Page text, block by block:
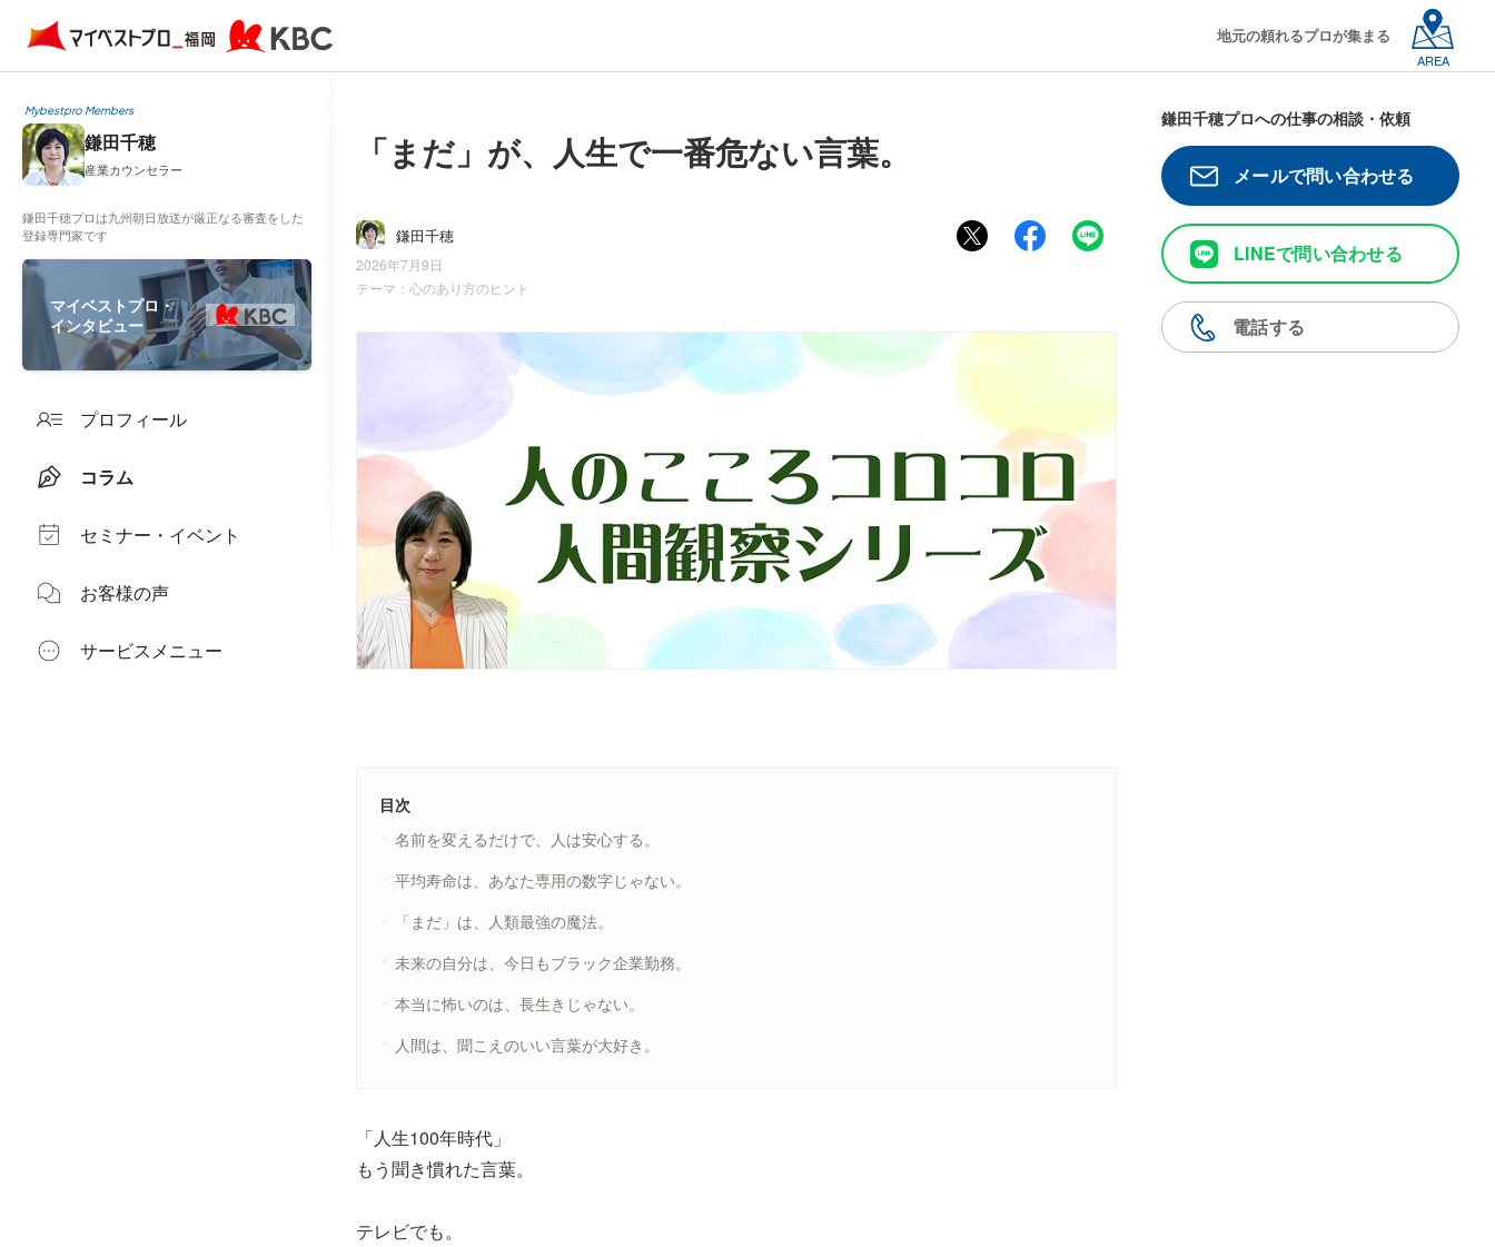
地元の頼れるプロが集まる
AREA
Mybestpro Members
鎌田千穂
産業カウンセラー
鎌田千穂プロは九州朝日放送が厳正なる審査をした
登録専門家です
マイベストプロ・
インタビュー
プロフィール
コラム
セミナー・イベント
お客様の声
サービスメニュー
「まだ」が、人生で一番危ない言葉。
鎌田千穂
2026年7月9日
テーマ： 心のあり方のヒント
目次
名前を変えるだけで、人は安心する。
平均寿命は、あなた専用の数字じゃない。
「まだ」は、人類最強の魔法。
未来の自分は、今日もブラック企業勤務。
本当に怖いのは、長生きじゃない。
人間は、聞こえのいい言葉が大好き。
「人生100年時代」
もう聞き慣れた言葉。
テレビでも。
鎌田千穂プロへの仕事の相談・依頼
メールで問い合わせる
LINEで問い合わせる
電話する